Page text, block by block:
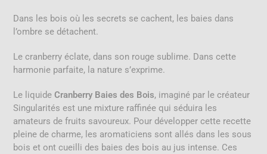
Dans les bois où les secrets se cachent, les baies dans
l’ombre se détachent.
Le cranberry éclate, dans son rouge sublime. Dans cette
harmonie parfaite, la nature s’exprime.
Le liquideCranberry Baies des Bois, imaginé par le créateur
Singularités est une mixture raffinée qui séduira les
amateurs de fruits savoureux. Pour développer cette recette
pleine de charme, les aromaticiens sont allés dans les sous
bois et ont cueilli des baies des bois au jus intense. Ces